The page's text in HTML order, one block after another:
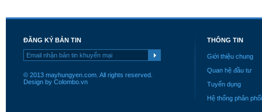
ĐĂNG KÝ BẢN TIN
© 2013 mayhungyen.com. All rights reserved.
Design by Colombo.vn
THÔNG TIN
Giới thiệu chung
Quan hệ đầu tư
Tuyển dụng
Hệ thống phân phối